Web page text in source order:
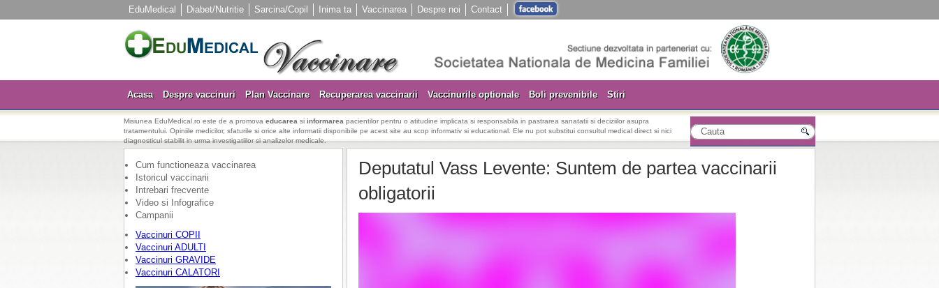
EduMedical Diabet/Nutritie Sarcina/Copil Inima ta Vaccinarea Despre noi Contact
Acasa Despre vaccinuri Plan Vaccinare Recuperarea vaccinarii Vaccinurile optionale Boli prevenibile Stiri
Misiunea EduMedical.ro este de a promova educarea si informarea pacientilor pentru o atitudine implicata si responsabila in pastrarea sanatatii si deciziilor asupra
tratamentului. Opiniile medicilor, sfaturile si orice alte informatii disponibile pe acest site au scop informativ si educational. Ele nu pot substitui consultul medical direct si nici
diagnosticul stabilit in urma investigatiilor si analizelor medicale.
Cum functioneaza vaccinarea
Istoricul vaccinarii
Intrebari frecvente
Video si Infografice
Campanii
Vaccinuri COPII
Vaccinuri ADULTI
Vaccinuri GRAVIDE
Vaccinuri CALATORI
Deputatul Vass Levente: Suntem de partea vaccinarii
obligatorii